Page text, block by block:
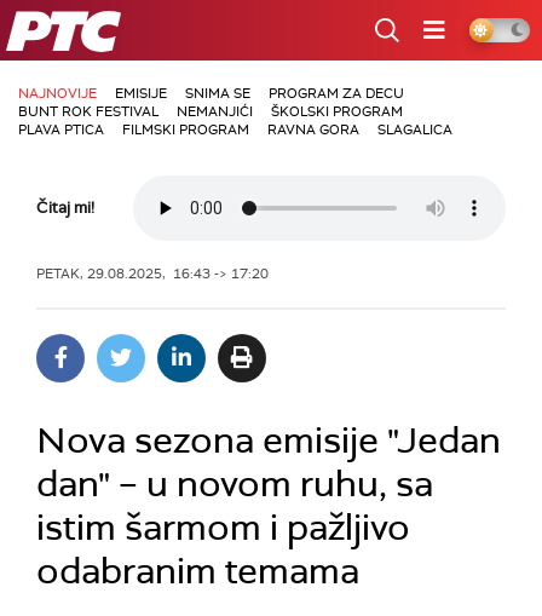
RTS
NAJNOVIJE EMISIJE SNIMA SE
PROGRAM ZA DECU
BUNT ROK FESTIVAL
NEMANJIĆI
ŠKOLSKI PROGRAM
PLAVA PTICA
FILMSKI PROGRAM RAVNA GORA SLAGALICA
Čitaj mi!
PETAK, 29.08.2025, 16:43 -> 17:20
Nova sezona emisije "Jedan
dan" – u novom ruhu, sa
istim šarmom i pažljivo
odabranim temama